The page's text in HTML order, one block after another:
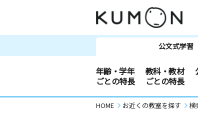
公文式学習
年齢・学年
ごとの特長
教科・教材
ごとの特長
HOME お近くの教室を探す 検